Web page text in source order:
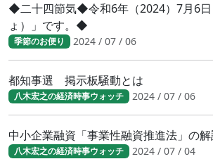
◆二十四節気◆令和6年（2024）7月6日
ょ）」です。◆
季節のお便り 2024 / 07 / 06
都知事選 掲示板騒動とは
八木宏之の経済時事ウォッチ 2024 / 07 / 06
中小企業融資「事業性融資推進法」の
八木宏之の経済時事ウォッチ 2024 / 07 / 04